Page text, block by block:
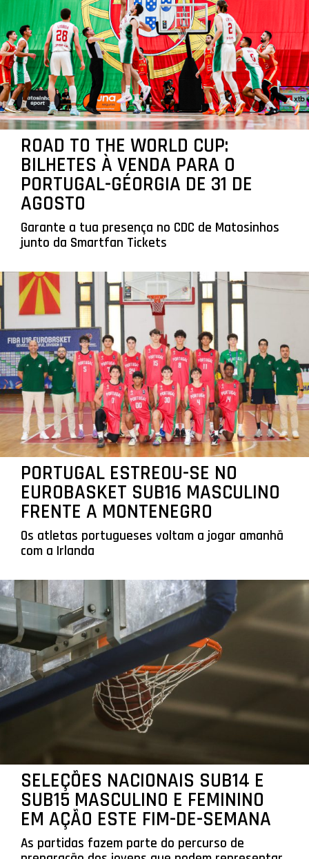
ROAD TO THE WORLD CUP:
BILHETES À VENDA PARA O
PORTUGAL-GÉORGIA DE 31 DE
AGOSTO
Garante a tua presença no CDC de Matosinhos
junto da Smartfan Tickets
PORTUGAL ESTREOU-SE NO
EUROBASKET SUB16 MASCULINO
FRENTE A MONTENEGRO
Os atletas portugueses voltam a jogar amanhã
com a Irlanda
SELEÇÕES NACIONAIS SUB14 E
SUB15 MASCULINO E FEMININO
EM AÇÃO ESTE FIM-DE-SEMANA
As partidas fazem parte do percurso de